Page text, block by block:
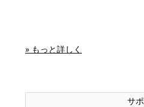
» もっと詳しく
サ